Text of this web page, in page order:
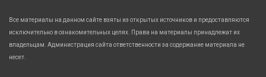
Все материалы на данном сайте взяты из открытых источников и предоставляются
исключительно в ознакомительных целях. Права на материалы принадлежат их
владельцам. Администрация сайта ответственности за содержание материала не
несет.